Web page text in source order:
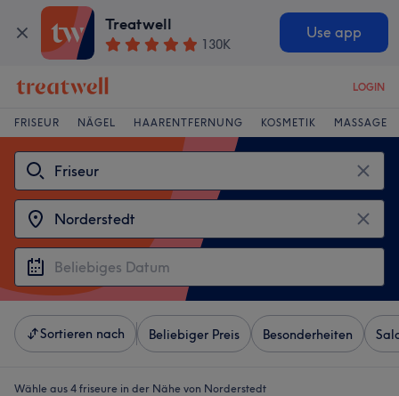
Treatwell
130K
Use app
LOGIN
FRISEUR NÄGEL HAARENTFERNUNG KOSMETIK MASSAGE
Sortieren nach Beliebiger Preis Besonderheiten
Wähle aus 4 friseure in der Nähe von Norderstedt